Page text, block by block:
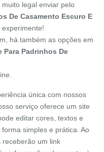
legal enviar pelo
De Casamento Escuro E
experimente!
há também as opções em
Para Padrinhos De
única com nossos
serviço oferece um site
editar cores, textos e
simples e prática. Ao
receberão um link